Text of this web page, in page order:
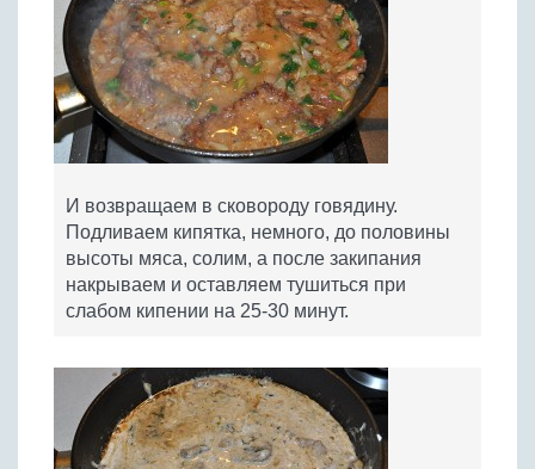
И возвращаем в сковороду говядину.
Подливаем кипятка, немного, до половины
высоты мяса, солим, а после закипания
накрываем и оставляем тушиться при
слабом кипении на 25-30 минут.